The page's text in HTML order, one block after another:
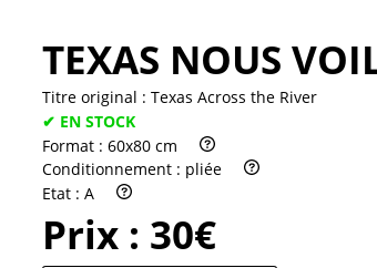
TEXAS NOUS
Titre original : Texas Across the River
✔ EN STOCK
Format : 60x80 cm
Conditionnement : pliée
Etat : A
Prix : 30€